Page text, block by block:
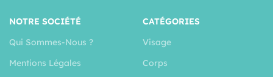
NOTRE SOCIÉTÉ
Qui Sommes-Nous ?
Mentions Légales
CATÉGORIES
Visage
Corps